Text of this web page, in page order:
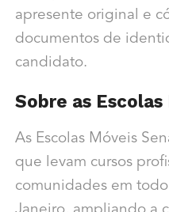
apresente original e
documentos de
candidato.
Sobre as Escolas
As Escolas Móveis
que levam cursos
comunidades em